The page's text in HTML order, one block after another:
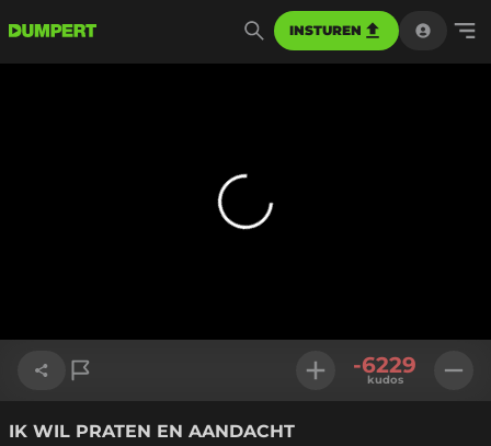
INSTUREN
Link kopiëren
-6229
kudos
IK WIL PRATEN EN AANDACHT